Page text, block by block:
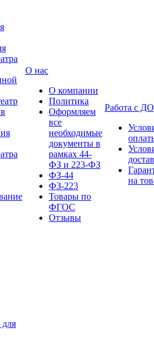
для
О нас
О компании
Политика
Оформляем
все
необходимые
документы в
рамках 44-
ФЗ и 223-ФЗ
ФЗ-44
ФЗ-223
Товары по
ФГОС
Отзывы
Работа с
на